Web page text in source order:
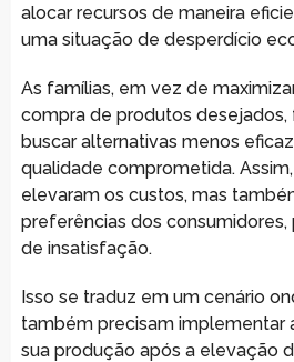
alocar recursos de maneira
uma situação de desperdício
As famílias, em vez de
compra de produtos
buscar alternativas menos
qualidade comprometida.
elevaram os custos, mas
preferências dos
de insatisfação.
Isso se traduz em um cenário
também precisam implementar
sua produção após a elevação